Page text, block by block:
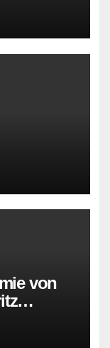
von